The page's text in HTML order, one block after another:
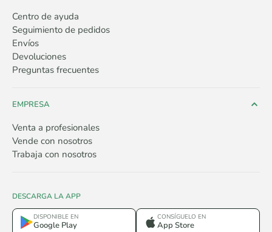
Centro de ayuda
Seguimiento de pedidos
Envíos
Devoluciones
Preguntas frecuentes
EMPRESA
Venta a profesionales
Vende con nosotros
Trabaja con nosotros
DESCARGA LA APP
DISPONIBLE EN
Google Play
CONSÍGUELO EN
App Store